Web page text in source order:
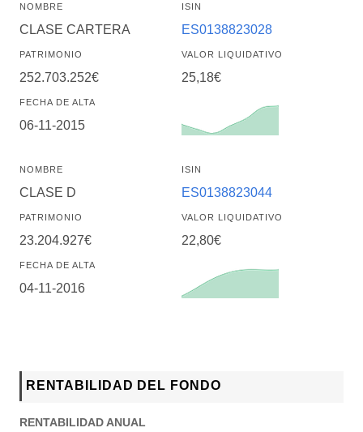
NOMBRE
CLASE CARTERA
ISIN
ES0138823028
PATRIMONIO
252.703.252€
VALOR LIQUIDATIVO
25,18€
FECHA DE ALTA
06-11-2015
NOMBRE
CLASE D
ISIN
ES0138823044
PATRIMONIO
23.204.927€
VALOR LIQUIDATIVO
22,80€
FECHA DE ALTA
04-11-2016
RENTABILIDAD DEL FONDO
RENTABILIDAD ANUAL